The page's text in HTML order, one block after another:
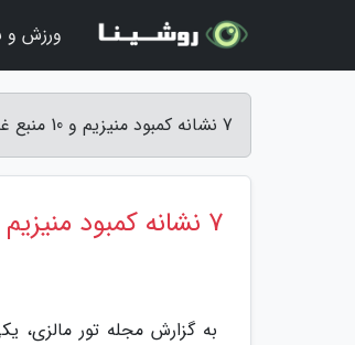
7 نشانه کمبود منیزیم و 10 منبع غذایی غنی برای جبران آن - مجله تور مالزی
7 نشانه کمبود منیزیم و 10 منبع غذایی غنی برای جبران آن
به گزارش مجله تور مالزی،
ورزش و